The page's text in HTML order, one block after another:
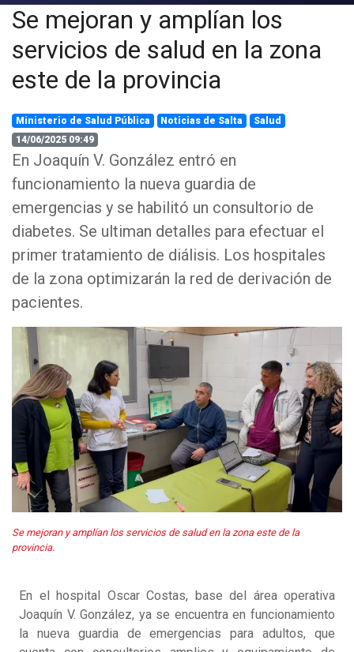
Se mejoran y amplían los
servicios de salud en la zona
este de la provincia
Ministerio de Salud Pública Noticias de Salta
Salud
14/06/2025 09:49
En Joaquín V. González entró en
funcionamiento la nueva guardia de
emergencias y se habilitó un consultorio de
diabetes. Se ultiman detalles para efectuar el
primer tratamiento de diálisis. Los hospitales
de la zona optimizarán la red de derivación de
pacientes.
Se mejoran y amplían los servicios de salud en la zona este de la
provincia.
En el hospital Oscar Costas, base del área operativa
Joaquín V. González, ya se encuentra en funcionamiento
la nueva guardia de emergencias para adultos, que